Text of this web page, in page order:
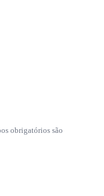
obrigatórios são